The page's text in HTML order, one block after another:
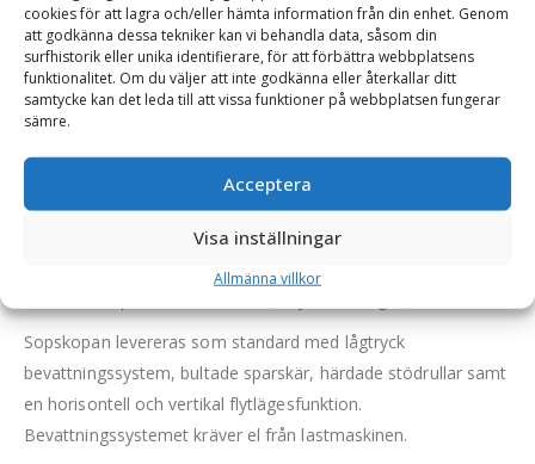
cookies för att lagra och/eller hämta information från din enhet. Genom
att godkänna dessa tekniker kan vi behandla data, såsom din
surfhistorik eller unika identifierare, för att förbättra webbplatsens
funktionalitet. Om du väljer att inte godkänna eller återkallar ditt
samtycke kan det leda till att vissa funktioner på webbplatsen fungerar
sämre.
Acceptera
Visa inställningar
Allmänna villkor
sågverk, hamnar, återvinningscentraler etc. men fungerar
också mycket bra vid rengöring i stadsmiljö. Vad som
utmärker den är att man med lätthet kan plocka upp större
bitar såsom brädstycken, plastbitar m.m.
Sopskopan tar upp större fragment vid körning framåt, och
sopar helt rent vid körning bakåt. Detta körsätt ger ett mycket
Skopan töms enkelt och snabbt när den tiltas framåt. Endast
Sopskopan levereras som standard med lågtryck
bevattningssystem, bultade sparskär, härdade stödrullar samt
en horisontell och vertikal flytlägesfunktion.
Bevattningssystemet kräver el från lastmaskinen.